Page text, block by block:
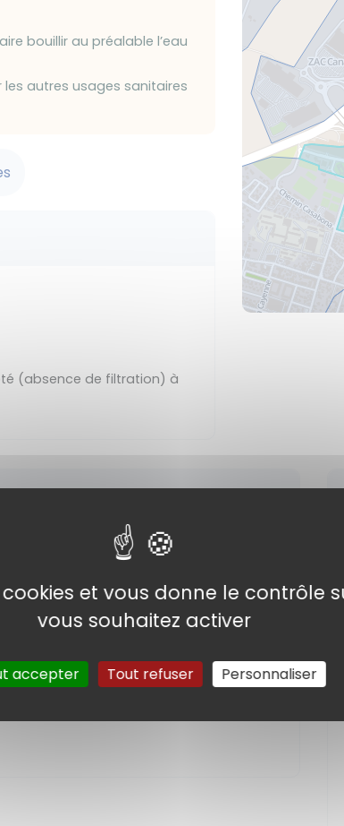
bouillir au préalable l’eau
les autres usages sanitaires
(absence de filtration) à
en vigueur pour l’ensemble des
et vous donne le contrôle
vous souhaitez activer
accepter Tout refuser Personnaliser